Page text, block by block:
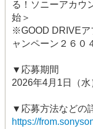
る！ソニーアカウ
始＞
※GOOD DRIVEア
ャンペーン２６０
▼応募期間
2026年4月1日（
▼応募方法などの
https://